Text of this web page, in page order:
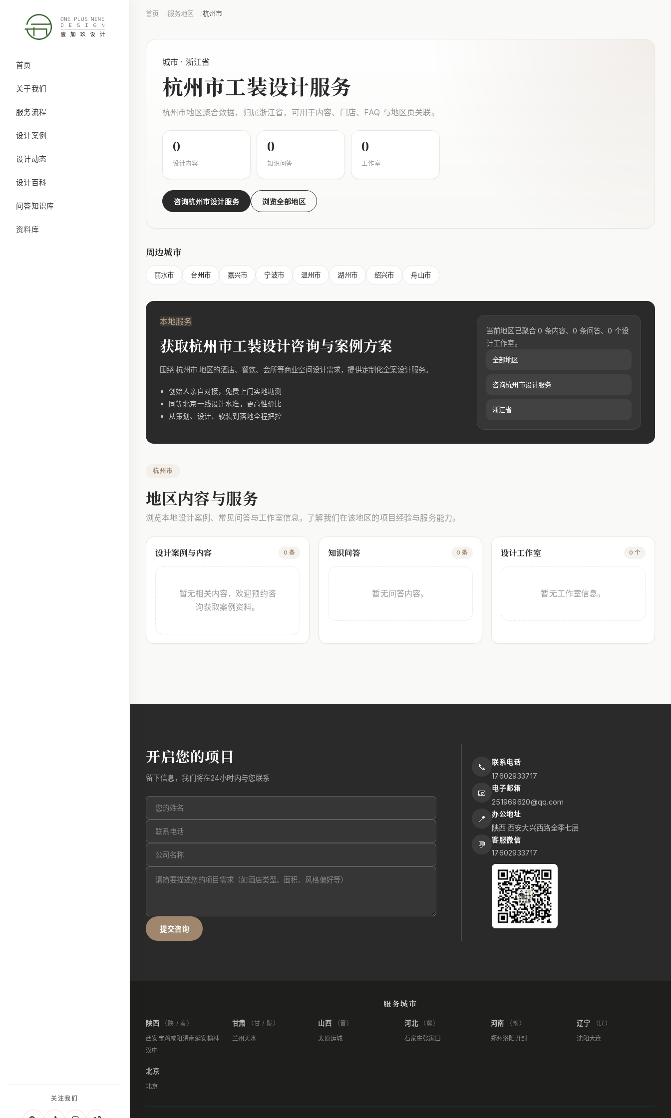
首页
关于我们
服务流程
设计案例
设计动态
设计百科
问答知识库
资料库
关注我们
首页 服务地区 杭州市
城市 · 浙江省
杭州市工装设计服务
杭州市地区聚合数据，归属浙江省，可用于内容、门店、FAQ 与地区页关联。
0
设计内容
0
知识问答
0
工作室
咨询杭州市设计服务 浏览全部地区
周边城市
丽水市 台州市 嘉兴市 宁波市 温州市 湖州市 绍兴市 舟山市
本地服务
获取杭州市工装设计咨询与案例方案
围绕 杭州市 地区的酒店、餐饮、会所等商业空间设计需求，提供定制化全案设计服务。
创始人亲自对接，免费上门实地勘测
同等北京一线设计水准，更高性价比
从策划、设计、软装到落地全程把控
当前地区已聚合 0 条内容、0 条问答、0 个设
计工作室。
全部地区
咨询杭州市设计服务
浙江省
杭州市
地区内容与服务
浏览本地设计案例、常见问答与工作室信息，了解我们在该地区的项目经验与服务能力。
设计案例与内容 0 条
暂无相关内容，欢迎预约咨
询获取案例资料。
知识问答 0 条
暂无问答内容。
设计工作室 0 个
暂无工作室信息。
开启您的项目
留下信息，我们将在24小时内与您联系
提交咨询
📞 联系电话
17602933717
📧 电子邮箱
251969620@qq.com
📍 办公地址
陕西·西安大兴西路全季七层
💬 客服微信
17602933717
服务城市
陕西
（陕 / 秦）
西安宝鸡咸阳 渭南延安榆林
汉中
甘肃
（甘 / 陇）
兰州 天水
山西
（晋）
太原运城
河北
（冀）
石家庄张家口
河南
（豫）
郑州 洛阳 开封
辽宁
（辽）
沈阳大连
北京
北京